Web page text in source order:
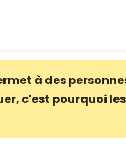
à des
c′est pourquoi